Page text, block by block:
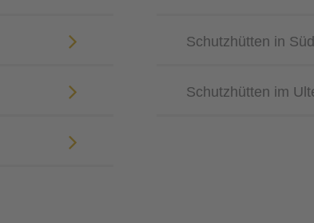
Schutzhütten in
Schutzhütten im